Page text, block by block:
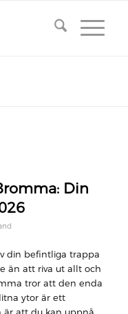
Din
din befintliga trappa
än att riva ut allt och
tror att den enda
ytor är ett